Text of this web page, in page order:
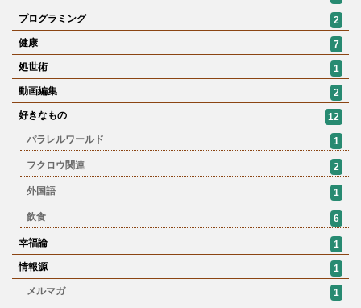
プログラミング
2
健康
7
処世術
1
動画編集
2
好きなもの
12
パラレルワールド
1
フクロウ関連 2
外国語 1
飲食 6
幸福論
1
情報源
1
メルマガ
1